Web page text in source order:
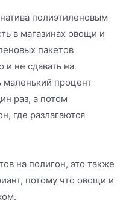
полиэтиленовым
в магазинах овощи и
пакетов
и не сдавать на
маленький процент
раз, а потом
где разлагаются
на полигон, это также
потому что овощи и